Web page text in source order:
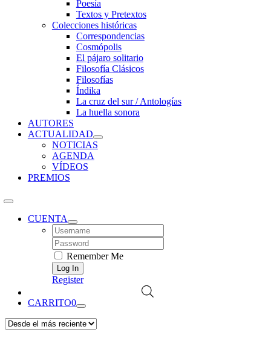
Poesía
Textos y Pretextos
Colecciones históricas
Correspondencias
Cosmópolis
El pájaro solitario
Filosofía Clásicos
Filosofías
Índika
La cruz del sur / Antologías
La huella sonora
AUTORES
ACTUALIDAD
NOTICIAS
AGENDA
VÍDEOS
PREMIOS
CUENTA
Username:
Password:
Remember Me
Register
CARRITO0